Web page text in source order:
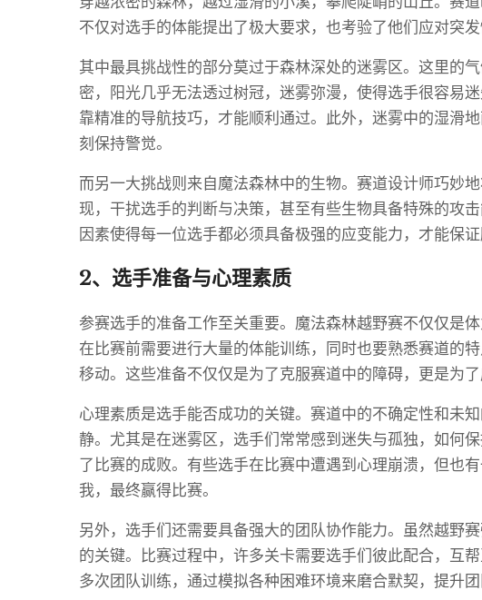
不仅对选手的体能提出了极大要求，也考验了他们应对突发
其中最具挑战性的部分莫过于森林深处的迷雾区。这里的
密，阳光几乎无法透过树冠，迷雾弥漫，使得选手很容易
靠精准的导航技巧，才能顺利通过。此外，迷雾中的湿滑
刻保持警觉。
而另一大挑战则来自魔法森林中的生物。赛道设计师巧妙
现，干扰选手的判断与决策，甚至有些生物具备特殊的攻
因素使得每一位选手都必须具备极强的应变能力，才能保证
2、选手准备与心理素质
参赛选手的准备工作至关重要。魔法森林越野赛不仅仅是
在比赛前需要进行大量的体能训练，同时也要熟悉赛道的
移动。这些准备不仅仅是为了克服赛道中的障碍，更是为了
心理素质是选手能否成功的关键。赛道中的不确定性和未
静。尤其是在迷雾区，选手们常常感到迷失与孤独，如何
了比赛的成败。有些选手在比赛中遭遇到心理崩溃，但也
我，最终赢得比赛。
另外，选手们还需要具备强大的团队协作能力。虽然越野
的关键。比赛过程中，许多关卡需要选手们彼此配合，互
多次团队训练，通过模拟各种困难环境来磨合默契，提升团